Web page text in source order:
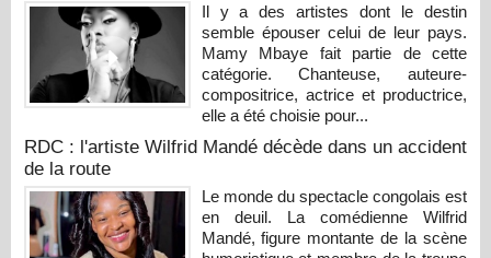
Il y a des artistes dont le destin
semble épouser celui de leur pays.
Mamy Mbaye fait partie de cette
catégorie. Chanteuse, auteure-
compositrice, actrice et productrice,
elle a été choisie pour...
RDC : l'artiste Wilfrid Mandé décède dans un accident
de la route
Le monde du spectacle congolais est
en deuil. La comédienne Wilfrid
Mandé, figure montante de la scène